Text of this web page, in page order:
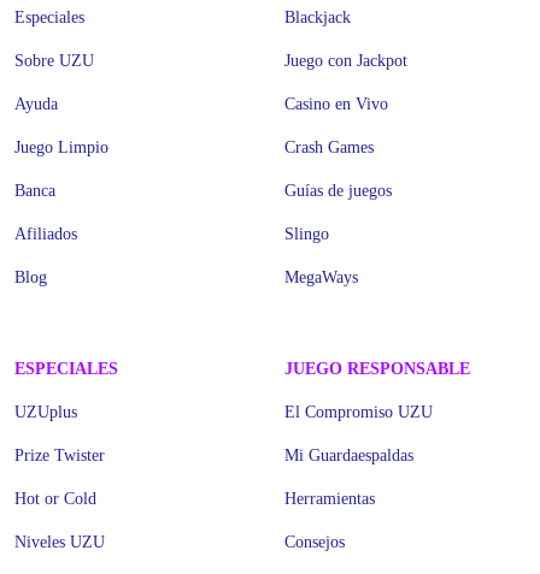
Especiales
Sobre UZU
Ayuda
Juego Limpio
Banca
Afiliados
Blog
Blackjack
Juego con Jackpot
Casino en Vivo
Crash Games
Guías de juegos
Slingo
MegaWays
ESPECIALES
UZUplus
Prize Twister
Hot or Cold
Niveles UZU
JUEGO RESPONSABLE
El Compromiso UZU
Mi Guardaespaldas
Herramientas
Consejos